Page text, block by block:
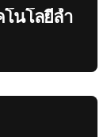
โนโลยีล้ำ